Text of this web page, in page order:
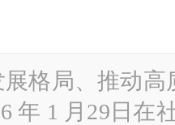
格局、推动
年 1 月29日在